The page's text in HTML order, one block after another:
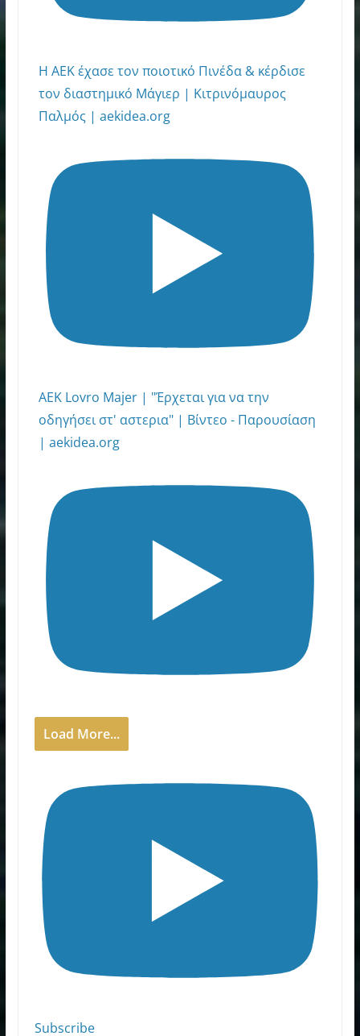
Η ΑΕΚ έχασε τον ποιοτικό Πινέδα & κέρδισε
τον διαστημικό Μάγιερ | Κιτρινόμαυρος
Παλμός | aekidea.org
ΑΕΚ Lovro Majer | "Έρχεται για να την
οδηγήσει στ' αστερια" | Βίντεο - Παρουσίαση
| aekidea.org
Load More...
Subscribe